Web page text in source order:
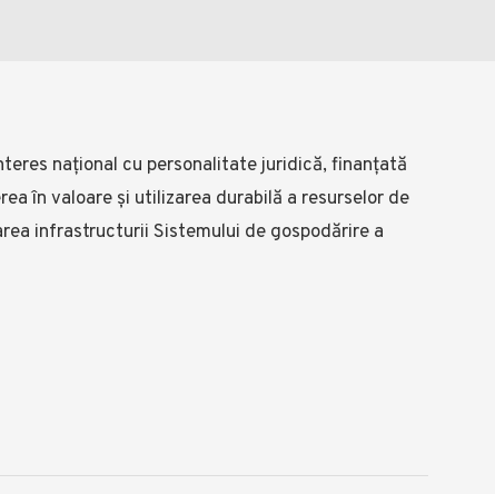
național cu personalitate juridică, finanțată
în valoare și utilizarea durabilă a resurselor de
infrastructurii Sistemului de gospodărire a